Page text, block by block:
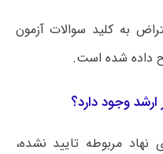
به کلید سوالات‌ آزمون
داده شده است.
وجود دارد؟
مربوطه تایید نشده،